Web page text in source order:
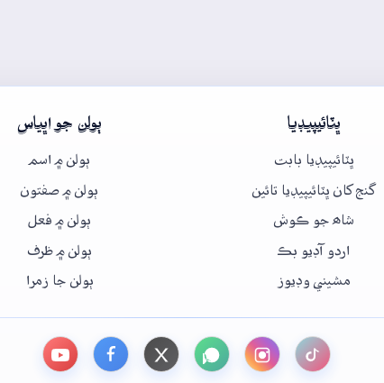
ڀٽائيپيڊيا
ڀٽائيپيڊيا بابت
گنج کان ڀٽائيپيڊيا تائين
شاھ جو ڪوش
اردو آڊيو بڪ
مشيني وڊيوز
ٻولن جو اڀياس
ٻولن ۾ اسم
ٻولن ۾ صفتون
ٻولن ۾ فعل
ٻولن ۾ ظرف
ٻولن جا زمرا